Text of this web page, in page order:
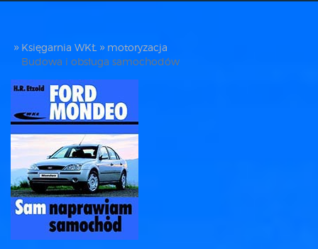
Księgarnia WKŁ
motoryzacja
Budowa i obsługa samochodów